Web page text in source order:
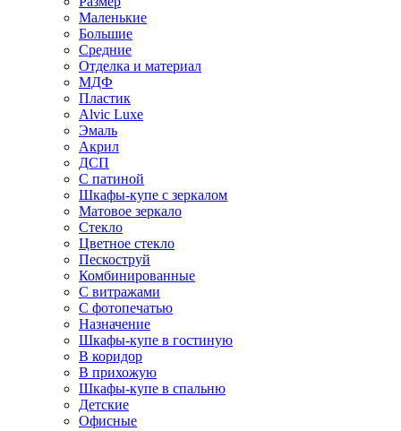
Маленькие
Большие
Средние
Отделка и материал
МДФ
Пластик
Alvic Luxe
Эмаль
Акрил
ДСП
С патиной
Шкафы-купе с зеркалом
Матовое зеркало
Стекло
Цветное стекло
Пескоструй
Комбинированные
С витражами
С фотопечатью
Назначение
Шкафы-купе в гостиную
В коридор
В прихожую
Шкафы-купе в спальню
Детские
Офисные